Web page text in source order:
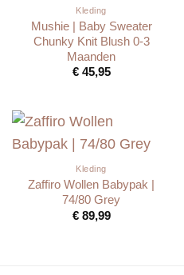
Kleding
Mushie | Baby Sweater
Chunky Knit Blush 0-3
Maanden
€45,95
Kleding
Zaffiro Wollen Babypak |
74/80 Grey
€89,99